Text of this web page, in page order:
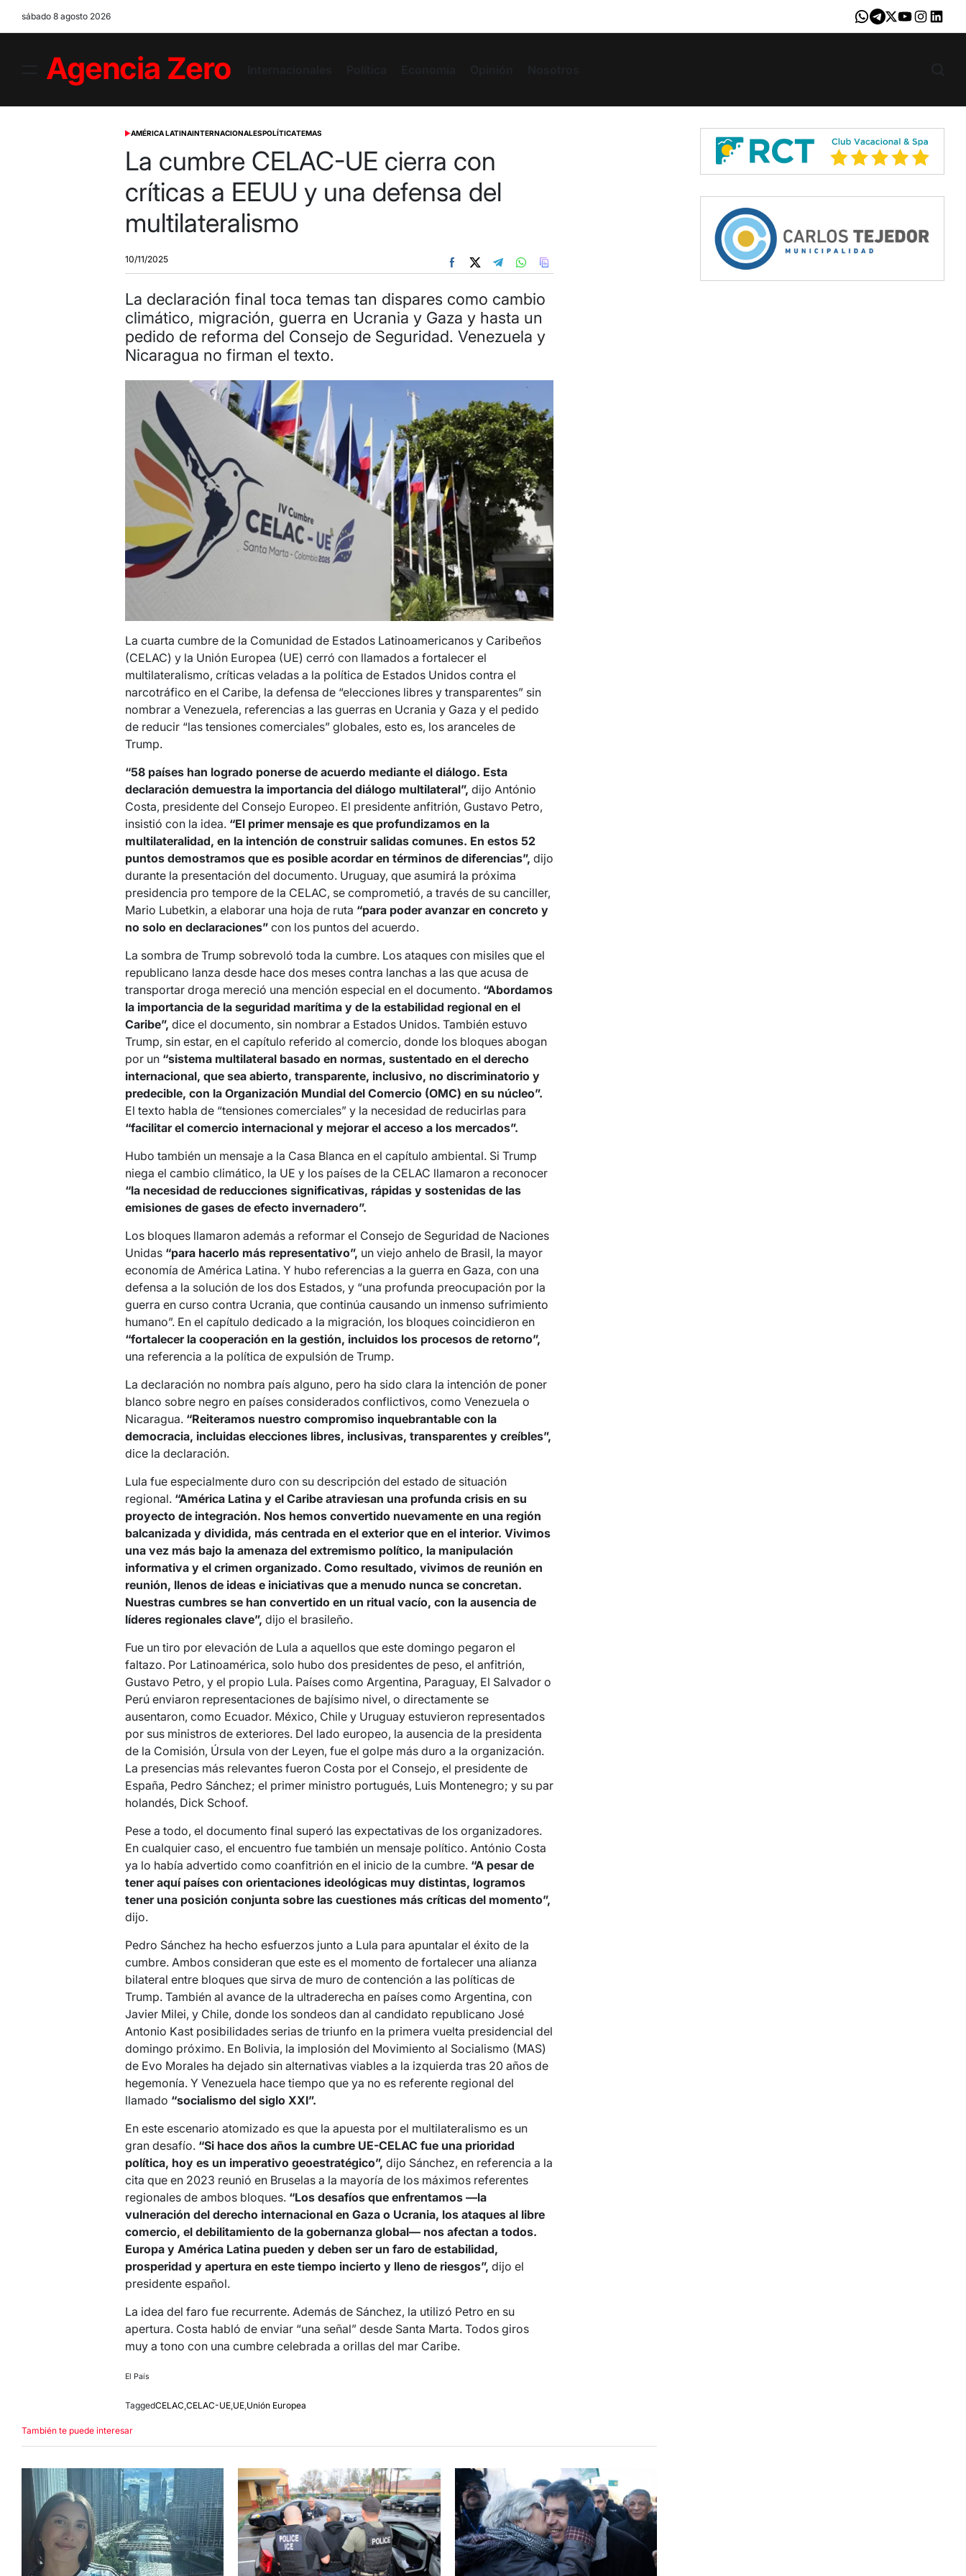
sábado 8 agosto 2026 Whatsapp
Telegram
X YoutubeInstagram
Menu
Agencia
POSTED
AMÉRICA LATINAINTERNACIONALESPOLÍTICATEMAS
La cumbre CELAC-UE cierra con
críticas a EEUU y una defensa del
multilateralismo
10/11/2025
La declaración final toca temas tan dispares como cambio
climático, migración, guerra en Ucrania y Gaza y hasta un
pedido de reforma del Consejo de Seguridad. Venezuela y
Nicaragua no firman el texto.
La cuarta cumbre de la Comunidad de Estados Latinoamericanos y Caribeños
(CELAC) y la Unión Europea (UE) cerró con llamados a fortalecer el
multilateralismo, críticas veladas a la política de Estados Unidos contra el
narcotráfico en el Caribe, la defensa de “elecciones libres y transparentes” sin
nombrar a Venezuela, referencias a las guerras en Ucrania y Gaza y el pedido
de reducir “las tensiones comerciales” globales, esto es, los aranceles de
Trump.
“58 países han logrado ponerse de acuerdo mediante el diálogo. Esta
declaración demuestra la importancia del diálogo multilateral”, dijo António
Costa, presidente del Consejo Europeo. El presidente anfitrión, Gustavo Petro,
insistió con la idea. “El primer mensaje es que profundizamos en la
multilateralidad, en la intención de construir salidas comunes. En estos 52
puntos demostramos que es posible acordar en términos de diferencias”, dijo
durante la presentación del documento. Uruguay, que asumirá la próxima
presidencia pro tempore de la CELAC, se comprometió, a través de su canciller,
Mario Lubetkin, a elaborar una hoja de ruta “para poder avanzar en concreto y
no solo en declaraciones” con los puntos del acuerdo.
La sombra de Trump sobrevoló toda la cumbre. Los ataques con misiles que el
republicano lanza desde hace dos meses contra lanchas a las que acusa de
transportar droga mereció una mención especial en el documento. “Abordamos
la importancia de la seguridad marítima y de la estabilidad regional en el
Caribe”, dice el documento, sin nombrar a Estados Unidos. También estuvo
Trump, sin estar, en el capítulo referido al comercio, donde los bloques abogan
por un “sistema multilateral basado en normas, sustentado en el derecho
internacional, que sea abierto, transparente, inclusivo, no discriminatorio y
predecible, con la Organización Mundial del Comercio (OMC) en su núcleo”.
El texto habla de “tensiones comerciales” y la necesidad de reducirlas para
“facilitar el comercio internacional y mejorar el acceso a los mercados”.
Hubo también un mensaje a la Casa Blanca en el capítulo ambiental. Si Trump
niega el cambio climático, la UE y los países de la CELAC llamaron a reconocer
“la necesidad de reducciones significativas, rápidas y sostenidas de las
emisiones de gases de efecto invernadero”.
Los bloques llamaron además a reformar el Consejo de Seguridad de Naciones
Unidas “para hacerlo más representativo”, un viejo anhelo de Brasil, la mayor
economía de América Latina. Y hubo referencias a la guerra en Gaza, con una
defensa a la solución de los dos Estados, y “una profunda preocupación por la
guerra en curso contra Ucrania, que continúa causando un inmenso sufrimiento
humano”. En el capítulo dedicado a la migración, los bloques coincidieron en
“fortalecer la cooperación en la gestión, incluidos los procesos de retorno”,
una referencia a la política de expulsión de Trump.
La declaración no nombra país alguno, pero ha sido clara la intención de poner
blanco sobre negro en países considerados conflictivos, como Venezuela o
Nicaragua. “Reiteramos nuestro compromiso inquebrantable con la
democracia, incluidas elecciones libres, inclusivas, transparentes y creíbles”,
dice la declaración.
Lula fue especialmente duro con su descripción del estado de situación
regional. “América Latina y el Caribe atraviesan una profunda crisis en su
proyecto de integración. Nos hemos convertido nuevamente en una región
balcanizada y dividida, más centrada en el exterior que en el interior. Vivimos
una vez más bajo la amenaza del extremismo político, la manipulación
informativa y el crimen organizado. Como resultado, vivimos de reunión en
reunión, llenos de ideas e iniciativas que a menudo nunca se concretan.
Nuestras cumbres se han convertido en un ritual vacío, con la ausencia de
líderes regionales clave”, dijo el brasileño.
Fue un tiro por elevación de Lula a aquellos que este domingo pegaron el
faltazo. Por Latinoamérica, solo hubo dos presidentes de peso, el anfitrión,
Gustavo Petro, y el propio Lula. Países como Argentina, Paraguay, El Salvador o
Perú enviaron representaciones de bajísimo nivel, o directamente se
ausentaron, como Ecuador. México, Chile y Uruguay estuvieron representados
por sus ministros de exteriores. Del lado europeo, la ausencia de la presidenta
de la Comisión, Úrsula von der Leyen, fue el golpe más duro a la organización.
La presencias más relevantes fueron Costa por el Consejo, el presidente de
España, Pedro Sánchez; el primer ministro portugués, Luis Montenegro; y su par
holandés, Dick Schoof.
Pese a todo, el documento final superó las expectativas de los organizadores.
En cualquier caso, el encuentro fue también un mensaje político. António Costa
ya lo había advertido como coanfitrión en el inicio de la cumbre. “A pesar de
tener aquí países con orientaciones ideológicas muy distintas, logramos
tener una posición conjunta sobre las cuestiones más críticas del momento”,
dijo.
Pedro Sánchez ha hecho esfuerzos junto a Lula para apuntalar el éxito de la
cumbre. Ambos consideran que este es el momento de fortalecer una alianza
bilateral entre bloques que sirva de muro de contención a las políticas de
Trump. También al avance de la ultraderecha en países como Argentina, con
Javier Milei, y Chile, donde los sondeos dan al candidato republicano José
Antonio Kast posibilidades serias de triunfo en la primera vuelta presidencial del
domingo próximo. En Bolivia, la implosión del Movimiento al Socialismo (MAS)
de Evo Morales ha dejado sin alternativas viables a la izquierda tras 20 años de
hegemonía. Y Venezuela hace tiempo que ya no es referente regional del
llamado “socialismo del siglo XXI”.
En este escenario atomizado es que la apuesta por el multilateralismo es un
gran desafío. “Si hace dos años la cumbre UE-CELAC fue una prioridad
política, hoy es un imperativo geoestratégico”, dijo Sánchez, en referencia a la
cita que en 2023 reunió en Bruselas a la mayoría de los máximos referentes
regionales de ambos bloques. “Los desafíos que enfrentamos —la
vulneración del derecho internacional en Gaza o Ucrania, los ataques al libre
comercio, el debilitamiento de la gobernanza global— nos afectan a todos.
Europa y América Latina pueden y deben ser un faro de estabilidad,
prosperidad y apertura en este tiempo incierto y lleno de riesgos”, dijo el
presidente español.
La idea del faro fue recurrente. Además de Sánchez, la utilizó Petro en su
apertura. Costa habló de enviar “una señal” desde Santa Marta. Todos giros
muy a tono con una cumbre celebrada a orillas del mar Caribe.
El País
TaggedCELAC,CELAC-UE,UE,Unión Europea
También te puede interesar